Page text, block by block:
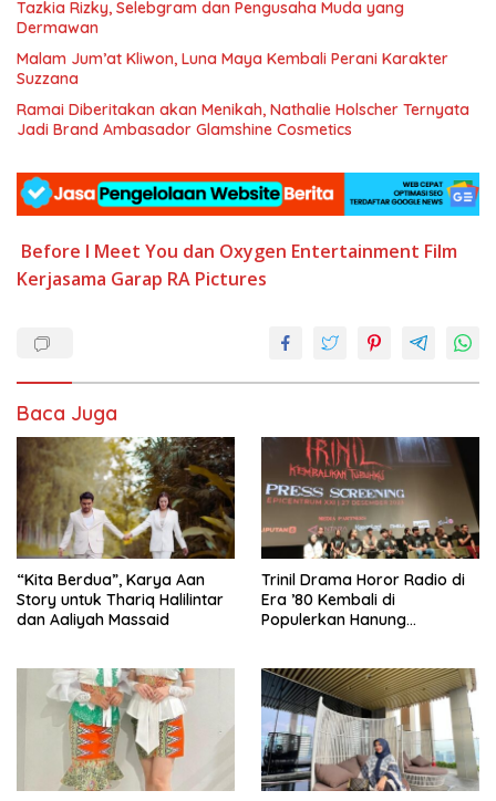
Tazkia Rizky, Selebgram dan Pengusaha Muda yang
Dermawan
Malam Jum’at Kliwon, Luna Maya Kembali Perani Karakter
Suzzana
Ramai Diberitakan akan Menikah, Nathalie Holscher Ternyata
Jadi Brand Ambasador Glamshine Cosmetics
Before I Meet You dan Oxygen Entertainment Film
Kerjasama Garap RA Pictures
Baca Juga
“Kita Berdua”, Karya Aan
Story untuk Thariq Halilintar
dan Aaliyah Massaid
­Trinil Drama Horor Radio di
Era ’80 Kembali di
Populerkan Hanung